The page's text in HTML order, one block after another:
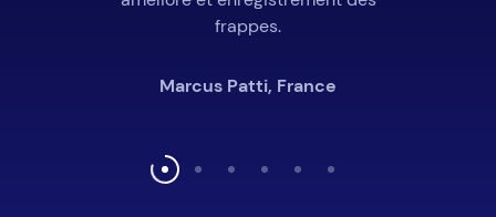
frappes.
Marcus Patti, France